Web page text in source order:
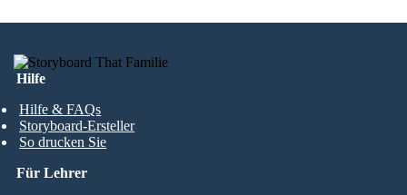
Hilfe
Hilfe & FAQs
Storyboard-Ersteller
So drucken Sie
Für Lehrer